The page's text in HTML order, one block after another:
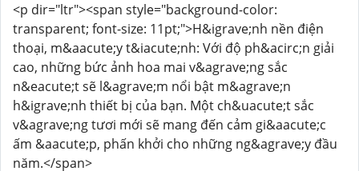
<p dir="ltr"><span style="background-color:
transparent; font-size: 11pt;">H&igrave;nh nền điện
thoại, m&aacute;y t&iacute;nh: Với độ ph&acirc;n giải
cao, những bức ảnh hoa mai v&agrave;ng sắc
n&eacute;t sẽ l&agrave;m nổi bật m&agrave;n
h&igrave;nh thiết bị của bạn. Một ch&uacute;t sắc
v&agrave;ng tươi mới sẽ mang đến cảm gi&aacute;c
ấm &aacute;p, phấn khởi cho những ng&agrave;y đầu
năm.</span>